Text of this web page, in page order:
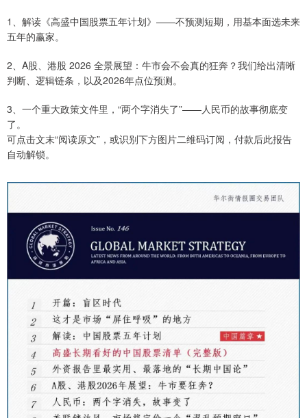
1、解读《高盛中国股票五年计划》——不预测短期，用基本面选未来
五年的赢家。
2、A股、港股 2026 全景展望：牛市会不会真的狂奔？我们给出清晰
判断、逻辑链条，以及2026年点位预测。
3、一个重大政策文件里，“两个字消失了”——人民币的故事彻底变
了。
可点击文末“阅读原文”，或识别下方图片二维码订阅，付款后此报告
自动解锁。